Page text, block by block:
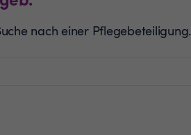
nach einer Pflegebeteiligung.